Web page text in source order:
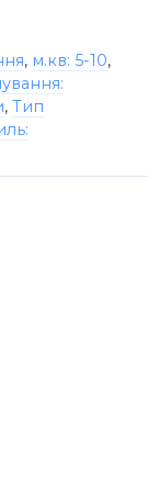
, м.кв: 5-10,
, Тип